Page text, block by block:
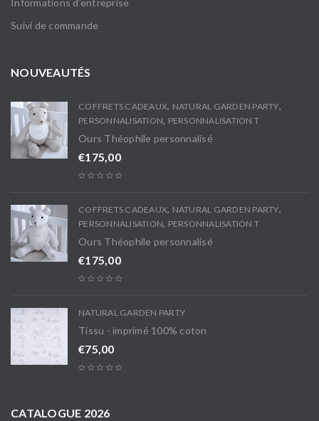
Informations d’entreprise
Suivi de commande
NOUVEAUTÉS
COFFRETS CADEAUX, NATURAL GARDEN PARTY,
PERSONNALISATION, PERSONNALISATION T
Ours Théophile personnalisé
€175,00
COFFRETS CADEAUX, NATURAL GARDEN PARTY,
PERSONNALISATION, PERSONNALISATION T
Ours Théophile personnalisé
€175,00
NATURAL GARDEN PARTY
Tissu - imprimé 100% coton
€75,00
CATALOGUE 2026